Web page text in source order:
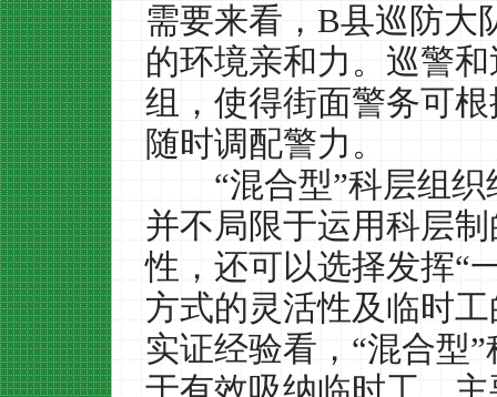
需要来看，B县巡防大
的环境亲和力。巡警
组，使得街面警务可
随时调配警力。
“混合型”科层组织
并不局限于运用科层
性，还可以选择发挥“
方式的灵活性及临时
实证经验看，“混合型”